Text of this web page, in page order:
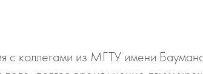
с коллегами из МГТУ имени